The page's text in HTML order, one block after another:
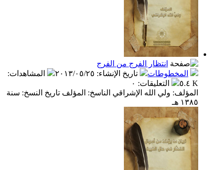
انتظار الفرج من الفرج
المخطوطات
تاريخ الإنشاء: ٢٠١٣/٠٥/٢٥ المشاهدات:
٥.٤ K
التعليقات: ٠
المؤلف: ولي الله الإشراقي الناسخ: المؤلف تاريخ النسخ: سنة
١٣٨٥ هـ